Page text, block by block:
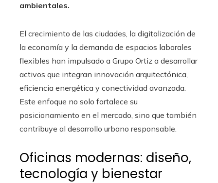
ambientales.
El crecimiento de las ciudades, la digitalización de
la economía y la demanda de espacios laborales
flexibles han impulsado a Grupo Ortiz a desarrollar
activos que integran innovación arquitectónica,
eficiencia energética y conectividad avanzada.
Este enfoque no solo fortalece su
posicionamiento en el mercado, sino que también
contribuye al desarrollo urbano responsable.
Oficinas modernas: diseño,
tecnología y bienestar